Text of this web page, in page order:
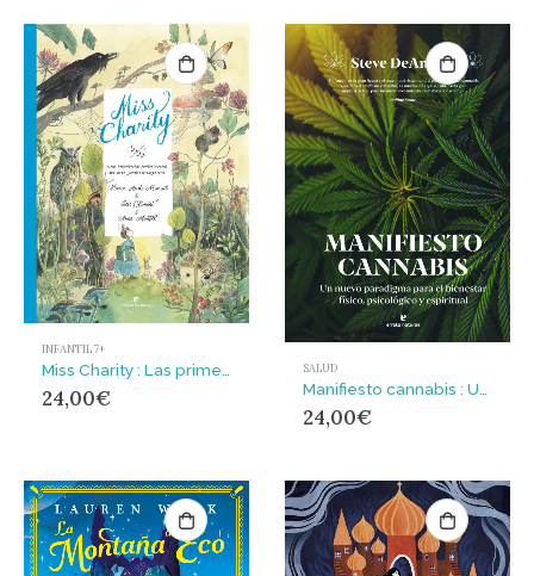
INFANTIL 7+
24,00€
SALUD
24,00€